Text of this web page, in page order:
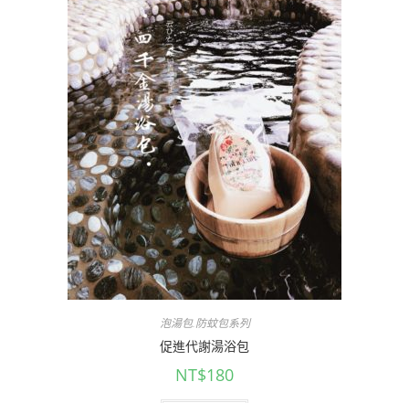
泡湯包.防蚊包系列
促進代謝湯浴包
NT$180